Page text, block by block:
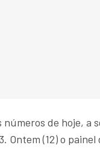
números de hoje, a
Ontem (12) o